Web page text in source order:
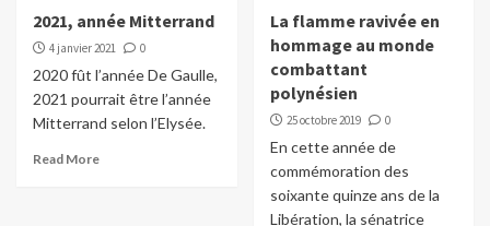
2021, année Mitterrand
4 janvier 2021 0
2020 fût l’année De Gaulle,
2021 pourrait être l’année
Mitterrand selon l’Elysée.
Read More
La flamme ravivée en
hommage au monde
combattant
polynésien
25 octobre 2019 0
En cette année de
commémoration des
soixante quinze ans de la
Libération, la sénatrice